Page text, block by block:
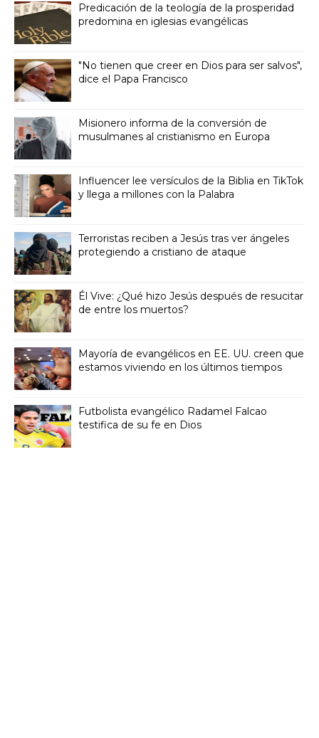
Predicación de la teología de la prosperidad
predomina en iglesias evangélicas
"No tienen que creer en Dios para ser salvos",
dice el Papa Francisco
Misionero informa de la conversión de
musulmanes al cristianismo en Europa
Influencer lee versículos de la Biblia en TikTok
y llega a millones con la Palabra
Terroristas reciben a Jesús tras ver ángeles
protegiendo a cristiano de ataque
Él Vive: ¿Qué hizo Jesús después de resucitar
de entre los muertos?
Mayoría de evangélicos en EE. UU. creen que
estamos viviendo en los últimos tiempos
Futbolista evangélico Radamel Falcao
testifica de su fe en Dios